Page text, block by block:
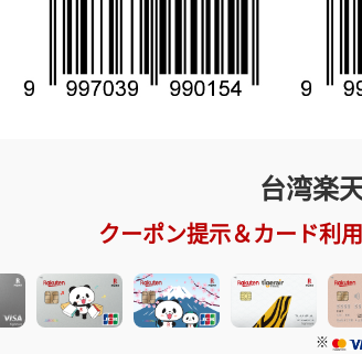
台湾楽
クーポン提示＆カード利
※